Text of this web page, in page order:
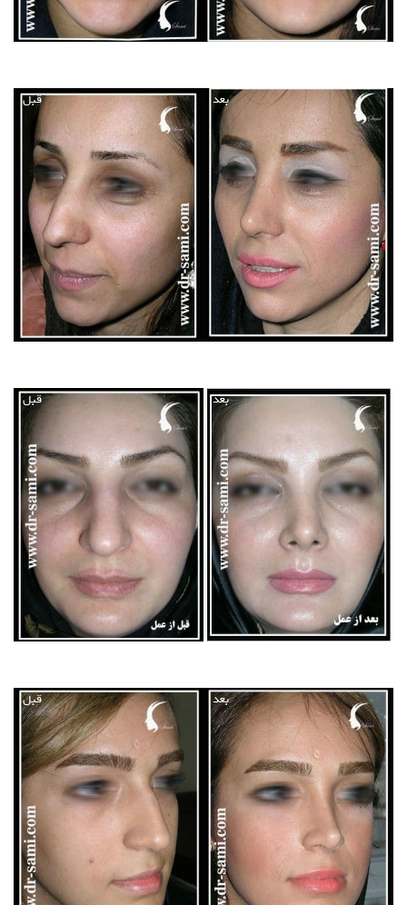
قبل بعد
قبل بعد
قبل بعد